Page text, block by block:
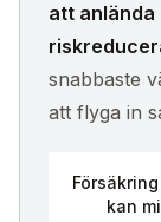
att anlända
snabbaste
att flyga in
kan